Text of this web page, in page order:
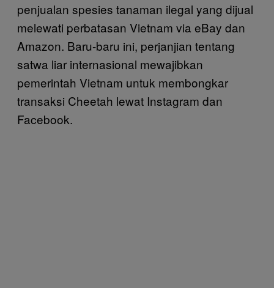
penjualan spesies tanaman ilegal yang dijual
melewati perbatasan Vietnam via eBay dan
Amazon. Baru-baru ini, perjanjian tentang
satwa liar internasional mewajibkan
pemerintah Vietnam untuk membongkar
transaksi Cheetah lewat Instagram dan
Facebook.